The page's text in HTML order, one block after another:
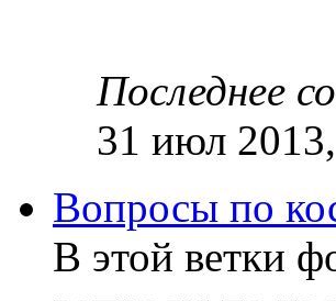
Последнее
31 июл
Вопросы по
В этой ветки